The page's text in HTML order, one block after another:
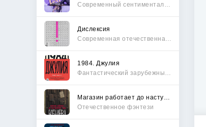
Дислексия
1984. Джулия
Отечественное фэнтези